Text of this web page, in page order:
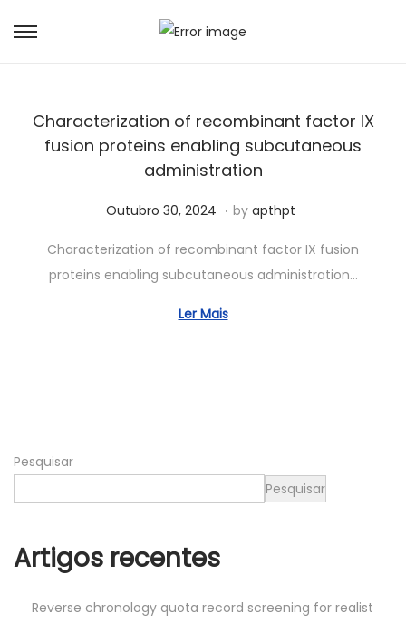
Characterization of recombinant factor IX
fusion proteins enabling subcutaneous
administration
Posted on
Outubro 30, 2024 M
i
o
3
. by apthpt
Characterization of recombinant factor IX fusion
proteins enabling subcutaneous administration…
Ler Mais
Pesquisar
Pesquisar
Artigos recentes
Reverse chronology quota record screening for realist